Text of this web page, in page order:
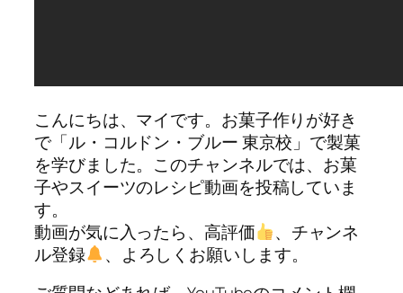
こんにちは、マイです。お菓子作りが好き
で「ル・コルドン・ブルー 東京校」で製菓
を学びました。このチャンネルでは、お菓
子やスイーツのレシピ動画を投稿していま
す。
動画が気に入ったら、高評価
、チャンネ
ル登録
、よろしくお願いします。